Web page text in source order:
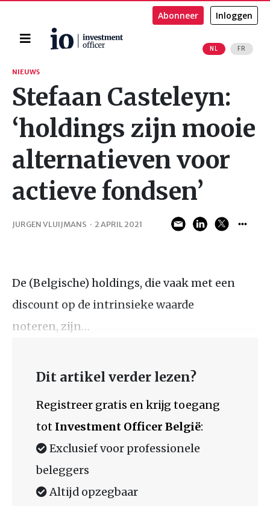
Home
NL FR
Abonneer Inloggen
Zoeken
NIEUWS
Stefaan Casteleyn:
‘holdings zijn mooie
alternatieven voor
actieve fondsen’
JURGEN VLUIJMANS · 2 APRIL 2021
De (Belgische) holdings, die vaak met een
discount op de intrinsieke waarde
noteren, zijn…
Dit artikel verder lezen?
Registreer gratis en krijg toegang
tot Investment Officer België:
Exclusief voor professionele
beleggers
Altijd opzegbaar